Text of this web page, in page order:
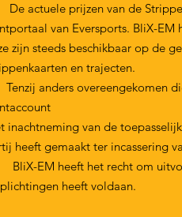
actuele prijzen van de
van Eversports. BliX-
zijn steeds beschikbaar op de
en trajecten.
anders overeengekomen
inachtneming van de
heeft gemaakt ter incassering
EM heeft het recht om
heeft voldaan.